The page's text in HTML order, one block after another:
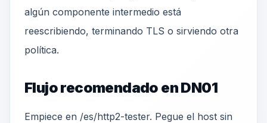
algún componente intermedio está
reescribiendo, terminando TLS o sirviendo otra
política.
Flujo recomendado en DN01
Empiece en /es/http2-tester. Pegue el host sin